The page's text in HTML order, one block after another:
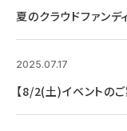
夏のクラウドファン
2025.07.17
【8/2(土)イベントの